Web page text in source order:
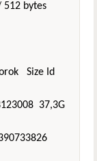
bytes
Size Id
37,3G